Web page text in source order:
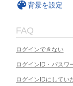
背景を設定
FAQ
ログインできない
ログインID・パスワ
ログインIDにしてい